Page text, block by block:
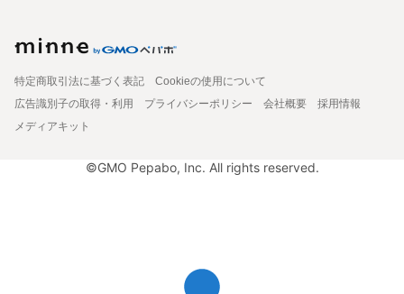
特定商取引法に基づく表記
Cookieの使用について
広告識別子の取得・利用
プライバシーポリシー 会社概要
採用情報
メディアキット
©GMO Pepabo, Inc. All rights reserved.